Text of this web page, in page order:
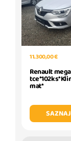
11.300,00 €
Renault
mat*